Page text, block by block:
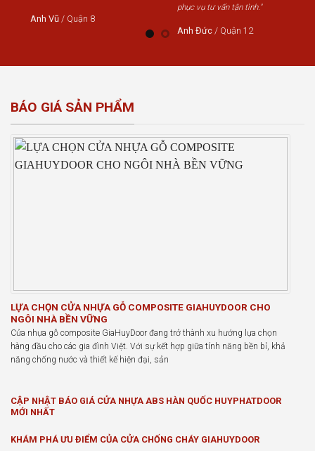
Anh Vũ /Quận 8
phục vụ tư vấn tận tình."
Anh Đức /Quận 12
BÁO GIÁ SẢN PHẨM
LỰA CHỌN CỬA NHỰA GỖ COMPOSITE GIAHUYDOOR CHO
NGÔI NHÀ BỀN VỮNG
Cửa nhựa gỗ composite GiaHuyDoor đang trở thành xu hướng lựa chọn
hàng đầu cho các gia đình Việt. Với sự kết hợp giữa tính năng bền bỉ, khả
năng chống nước và thiết kế hiện đại, sản
CẬP NHẬT BÁO GIÁ CỬA NHỰA ABS HÀN QUỐC HUYPHATDOOR
MỚI NHẤT
KHÁM PHÁ ƯU ĐIỂM CỦA CỬA CHỐNG CHÁY GIAHUYDOOR